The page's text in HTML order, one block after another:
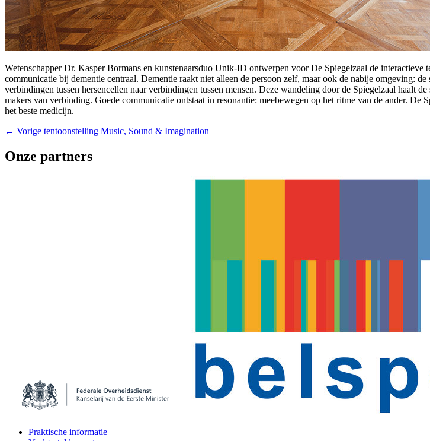
Wetenschapper Dr. Kasper Bormans en kunstenaarsduo Unik-ID ontwerpen voor De Spiegelzaal de
communicatie bij dementie centraal. Dementie raakt niet alleen de persoon zelf, maar ook de nabije omgeving:
verbindingen tussen hersencellen naar verbindingen tussen mensen. Deze wandeling door de Spiegelzaal haalt
makers van verbinding. Goede communicatie ontstaat in resonantie: meebewegen op het ritme van de ander.
het beste medicijn.
← Vorige tentoonstelling Music, Sound & Imagination
Onze partners
Praktische informatie